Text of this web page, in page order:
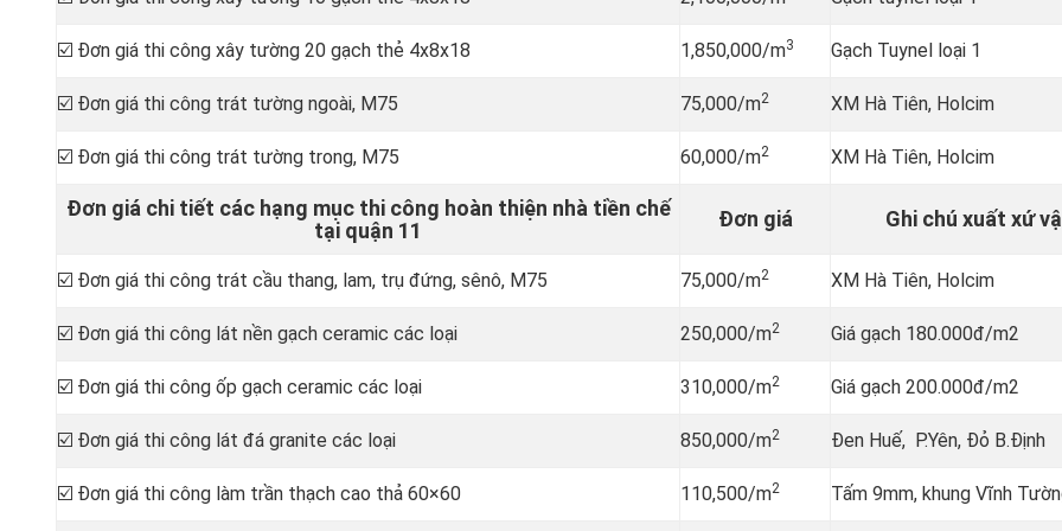
☑️ Đơn giá thi công xây tường 20 gạch thẻ 4x8x18 1,850,000/m3 Gạch Tuynel loại 1
☑️ Đơn giá thi công trát tường ngoài, M75 75,000/m2 XM Hà Tiên, Holcim
☑️ Đơn giá thi công trát tường trong, M75 60,000/m2 XM Hà Tiên, Holcim
Đơn giá chi tiết các hạng mục thi công hoàn thiện nhà tiền chế
tại quận 11
Đơn giá Ghi chú xuất xứ
☑️ Đơn giá thi công trát cầu thang, lam, trụ đứng, sênô, M75 75,000/m2 XM Hà Tiên, Holcim
☑️ Đơn giá thi công lát nền gạch ceramic các loại 250,000/m2 Giá gạch 180.000đ/m2
☑️ Đơn giá thi công ốp gạch ceramic các loại 310,000/m2 Giá gạch 200.000đ/m2
☑️ Đơn giá thi công lát đá granite các loại 850,000/m2 Đen Huế, P.Yên, Đỏ B.Định
☑️ Đơn giá thi công làm trần thạch cao thả 60×60 110,500/m2 Tấm 9mm, khung Vĩnh